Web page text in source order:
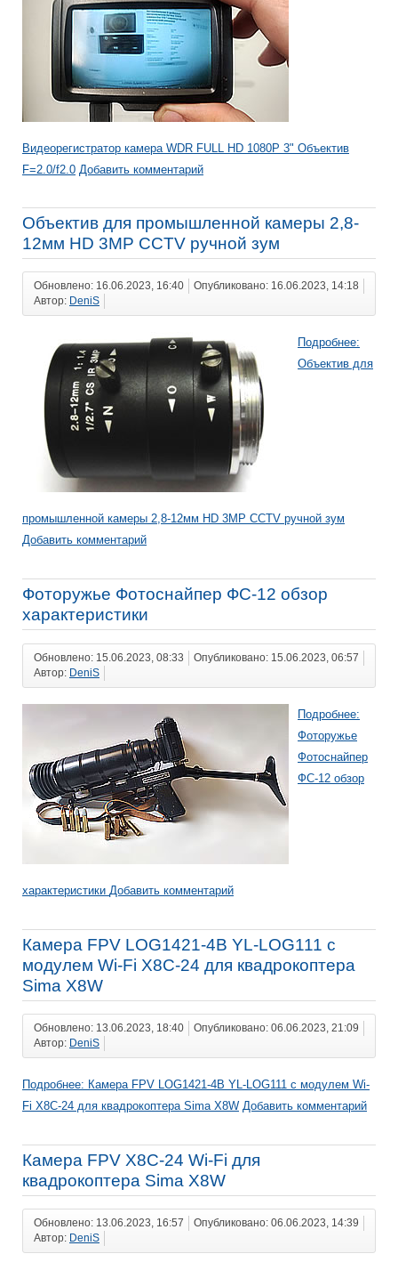
Видеорегистратор камера WDR FULL HD 1080P 3" Объектив
F=2.0/f2.0 Добавить комментарий
Объектив для промышленной камеры 2,8-
12мм HD 3MP CCTV ручной зум
Обновлено: 16.06.2023, 16:40
Опубликовано: 16.06.2023, 14:18
Автор:
DeniS
Подробнее:
Объектив для
промышленной камеры 2,8-12мм HD 3MP CCTV ручной зум
Добавить комментарий
Фоторужье Фотоснайпер ФС-12 обзор
характеристики
Обновлено: 15.06.2023, 08:33
Опубликовано: 15.06.2023, 06:57
Автор: DeniS
Подробнее:
Фоторужье
Фотоснайпер
ФС-12 обзор
характеристики Добавить комментарий
Камера FPV LOG1421-4B YL-LOG111 с
модулем Wi-Fi X8C-24 для квадрокоптера
Sima X8W
Обновлено: 13.06.2023, 18:40
Опубликовано: 06.06.2023, 21:09
Автор: DeniS
Подробнее: Камера FPV LOG1421-4B YL-LOG111 с модулем Wi-
Fi X8C-24 для квадрокоптера Sima X8W Добавить комментарий
Камера FPV X8C-24 Wi-Fi для
квадрокоптера Sima X8W
Обновлено: 13.06.2023, 16:57
Опубликовано: 06.06.2023, 14:39
Автор: DeniS